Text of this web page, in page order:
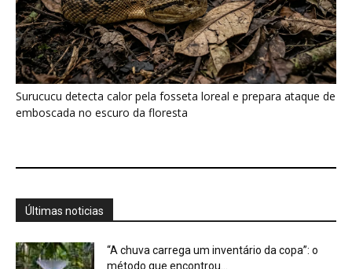
método que encontrou...
7 de agosto de 2026
Araponga combina caixa torácica adaptada e
canto metálico para alcançar a...
7 de agosto de 2026
A árvore que não deixa a água escapar ajuda
7 de agosto de 2026